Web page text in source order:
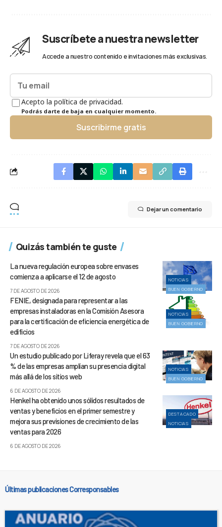
Suscríbete a nuestra newsletter
Accede a nuestro contenido e invitaciones más exclusivas.
Acepto la política de privacidad.
Podrás darte de baja en cualquier momento.
Suscribirme gratis
Dejar un comentario
Quizás también te guste
NOTICIAS
BUEN GOBIERNO
La nueva regulación europea sobre envases
comienza a aplicarse el 12 de agosto
7 DE AGOSTO DE 2026
NOTICIAS
BUEN GOBIERNO
FENIE, designada para representar a las
empresas instaladoras en la Comisión Asesora
para la certificación de eficiencia energética de
edificios
7 DE AGOSTO DE 2026
NOTICIAS
BUEN GOBIERNO
Un estudio publicado por Liferay revela que el 63
% de las empresas amplían su presencia digital
más allá de los sitios web
6 DE AGOSTO DE 2026
DESTACADO
NOTICIAS
Henkel ha obtenido unos sólidos resultados de
ventas y beneficios en el primer semestre y
mejora sus previsiones de crecimiento de las
ventas para 2026
6 DE AGOSTO DE 2026
Últimas publicaciones Corresponsables